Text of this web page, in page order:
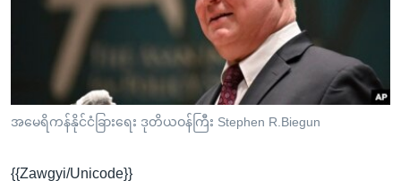
စာမျက်နှာ
ရန်
ရှာဖွေ
ဗွီအိုအေ လူမှုကွန်ယက်များ
ဘာသာစကားများ
အမေရိကန်နိုင်ငံခြားရေး ဒုတိယဝန်ကြီး Stephen R.Biegun
{{Zawgyi/Unicode}}